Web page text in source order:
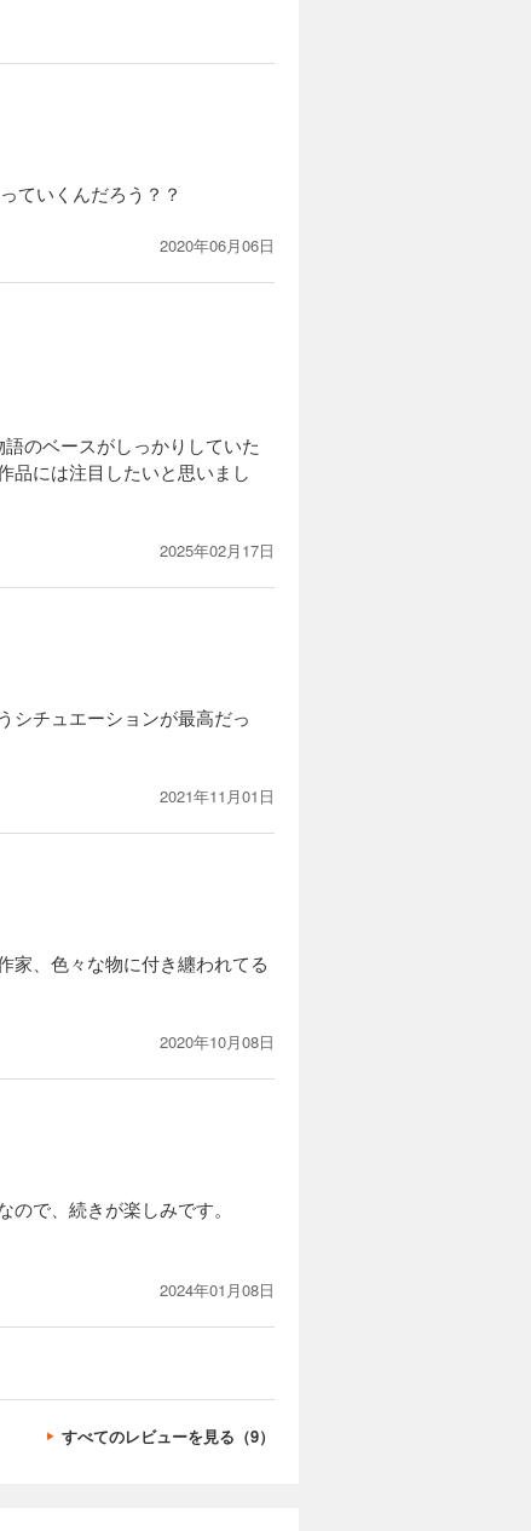
ていくんだろう？？
2020年06月06日
のベースがしっかりしていた
品には注目したいと思いまし
2025年02月17日
シチュエーションが最高だっ
2021年11月01日
家、色々な物に付き纏われてる
2020年10月08日
で、続きが楽しみです。
2024年01月08日
すべてのレビューを見る（9）